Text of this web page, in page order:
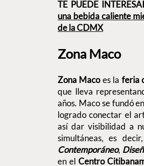
TE PUEDE
una bebida caliente
de la CDMX
Zona Maco
Zona Macoes la feria
que lleva
años. Maco se fundó
logrado conectar el
así dar visibilidad a
simultáneas, es
Contemporáneo,
en el Centro